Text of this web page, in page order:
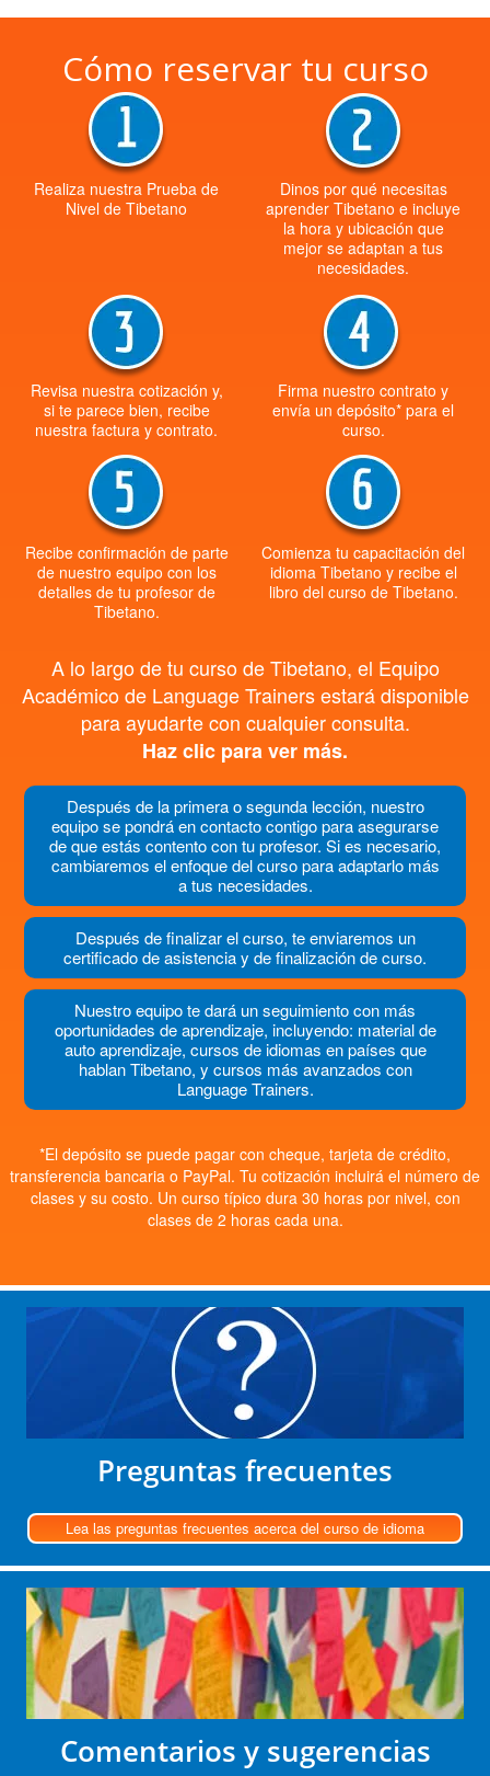
Cómo reservar tu curso
Realiza nuestra Prueba de
Nivel de Tibetano
Dinos por qué necesitas
aprender Tibetano e incluye
la hora y ubicación que
mejor se adaptan a tus
necesidades.
Revisa nuestra cotización y,
si te parece bien, recibe
nuestra factura y contrato.
Firma nuestro contrato y
envía un depósito* para el
curso.
Recibe confirmación de parte
de nuestro equipo con los
detalles de tu profesor de
Tibetano.
Comienza tu capacitación del
idioma Tibetano y recibe el
libro del curso de Tibetano.
A lo largo de tu curso de Tibetano, el Equipo
Académico de Language Trainers estará disponible
para ayudarte con cualquier consulta.
Haz clic para ver más.
Después de la primera o segunda lección, nuestro
equipo se pondrá en contacto contigo para asegurarse
de que estás contento con tu profesor. Si es necesario,
cambiaremos el enfoque del curso para adaptarlo más
a tus necesidades.
Después de finalizar el curso, te enviaremos un
certificado de asistencia y de finalización de curso.
Nuestro equipo te dará un seguimiento con más
oportunidades de aprendizaje, incluyendo: material de
auto aprendizaje, cursos de idiomas en países que
hablan Tibetano, y cursos más avanzados con
Language Trainers.
*El depósito se puede pagar con cheque, tarjeta de crédito,
transferencia bancaria o PayPal. Tu cotización incluirá el número de
clases y su costo. Un curso típico dura 30 horas por nivel, con
clases de 2 horas cada una.
Preguntas frecuentes
Lea las preguntas frecuentes acerca del curso de idioma
Comentarios y sugerencias